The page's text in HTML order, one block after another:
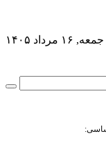
جمعه, ۱۶ مرداد ۱۴۰۵